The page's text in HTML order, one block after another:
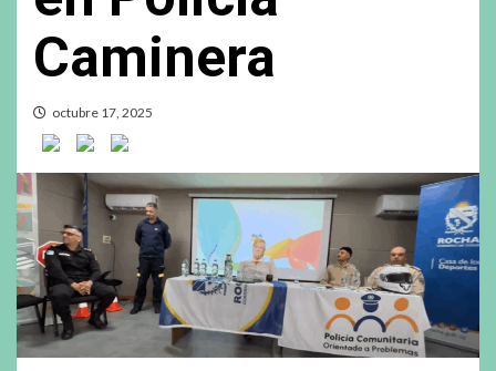
Caminera
octubre 17, 2025